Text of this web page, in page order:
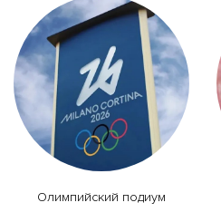
Олимпийский подиум